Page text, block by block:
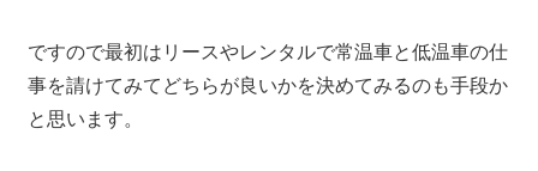
ですので最初はリースやレンタルで常温車と低温車の仕
事を請けてみてどちらが良いかを決めてみるのも手段か
と思います。